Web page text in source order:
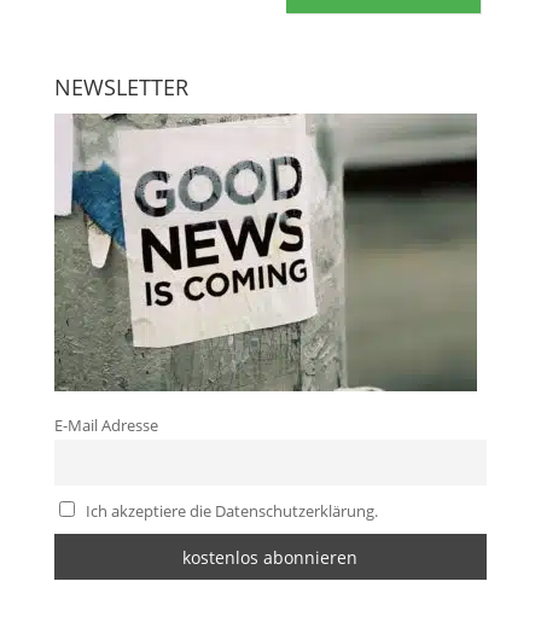
NEWSLETTER
E-Mail Adresse
Ich akzeptiere die Datenschutzerklärung.